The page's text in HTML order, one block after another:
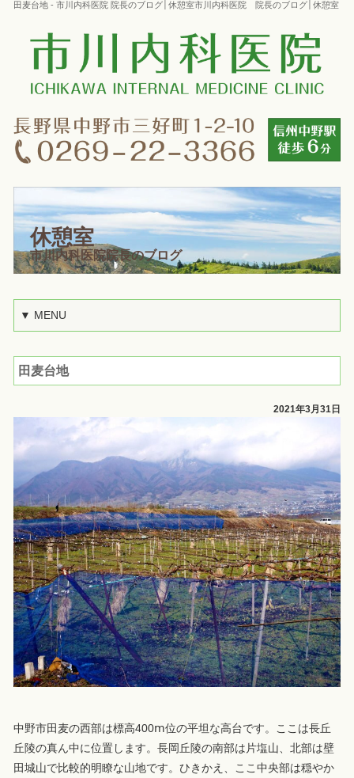
田麦台地 - 市川内科医院 院長のブログ│休憩室市川内科医院 院長のブログ│休憩室
休憩室
市川内科医院院長のブログ
▼ MENU
田麦台地
2021年3月31日
中野市田麦の西部は標高400ⅿ位の平坦な高台です。ここは長丘
丘陵の真ん中に位置します。長岡丘陵の南部は片塩山、北部は壁
田城山で比較的明瞭な山地です。ひきかえ、ここ中央部は穏やか